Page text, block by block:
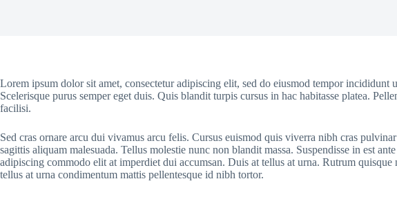
Lorem ipsum dolor sit amet, consectetur adipiscing elit, sed do eiusmod tempor incididunt
Scelerisque purus semper eget duis. Quis blandit turpis cursus in hac habitasse platea.
facilisi.
Sed cras ornare arcu dui vivamus arcu felis. Cursus euismod quis viverra nibh cras
sagittis aliquam malesuada. Tellus molestie nunc non blandit massa. Suspendisse in est
adipiscing commodo elit at imperdiet dui accumsan. Duis at tellus at urna. Rutrum
tellus at urna condimentum mattis pellentesque id nibh tortor.